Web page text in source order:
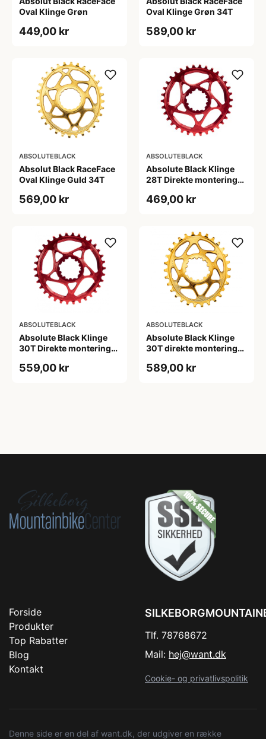
Oval Klinge Grøn
449,00 kr
Oval Klinge Grøn 34T
589,00 kr
ABSOLUTEBLACK
Absolut Black RaceFace
Oval Klinge Guld 34T
569,00 kr
ABSOLUTEBLACK
Absolute Black Klinge
28T Direkte montering
469,00 kr
ABSOLUTEBLACK
Absolute Black Klinge
30T Direkte montering
Rød
559,00 kr
ABSOLUTEBLACK
Absolute Black Klinge
30T direkte montering
589,00 kr
Forside
Produkter
Top Rabatter
Blog
Kontakt
Tlf. 78768672
Mail: hej@want.dk
Cookie- og privatlivspolitik
Denne side er en del af want.dk, der udgiver en række